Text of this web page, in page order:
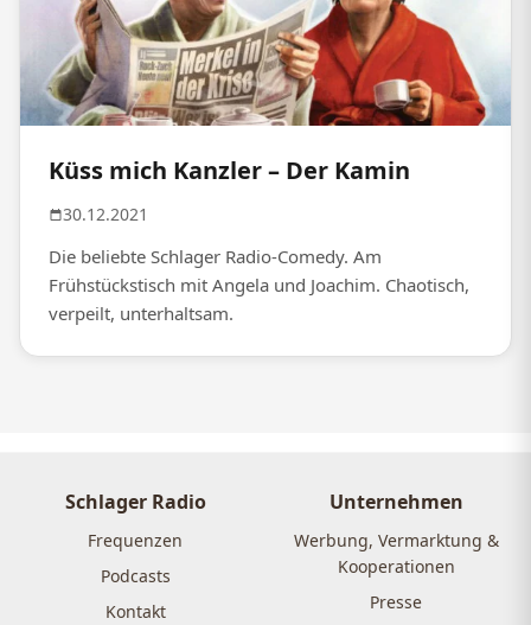
Küss mich Kanzler – Der Kamin
30.12.2021
Die beliebte Schlager Radio-Comedy. Am
Frühstückstisch mit Angela und Joachim. Chaotisch,
verpeilt, unterhaltsam.
Schlager Radio
Frequenzen
Podcasts
Kontakt
Unternehmen
Werbung, Vermarktung &
Kooperationen
Presse